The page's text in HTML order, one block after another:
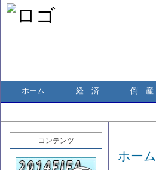
ホーム 経 済 倒 産
コンテンツ
ホーム